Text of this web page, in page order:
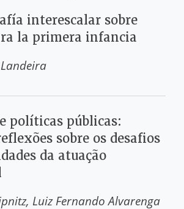
interescalar sobre
la primera infancia
políticas públicas:
sobre os desafios
da atuação
Luiz Fernando Alvarenga